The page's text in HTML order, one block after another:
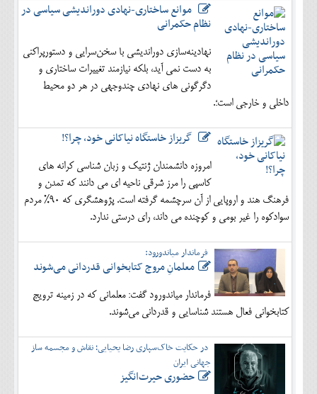
موانع ساختاری-نهادی دوراندیشی سیاسی در
نظام حکمرانی
نهادینه‌سازی دوراندیشی با سخن‌سرایی و دستورپراکنی
به دست نمی آید، بلکه نیازمند تغییرات ساختاری و
دگرگونی های نهادی چندوجهی در هر دو محیط
داخلی و خارجی است؛.
گریزاز خاستگاه نیاکانی خود، چرا؟!
امروزه دانشمندان ژنتیک و زبان شناسی کرانه های
کاسپی را مرز شرقی ناحیه ای می دانند که تمدن و
فرهنگ هند و اروپایی از آن سرچشمه گرفته است. پژوهشگری که 90% مردم
سوادکوه را غیر بومی و کوچنده می داند، رای درستی ندارد.
فرماندار میاندورود:
معلمانِ مروج کتابخوانی قدردانی می‌شوند
فرماندار میاندورود گفت: معلمانی که در زمینه ترویج
کتابخوانی فعال هستند شناسایی و قدردانی می‌شوند.
در حکایت خاک‌سپاری رضا یحیایی؛ نقاش و مجسمه ساز
جهانی ایران
حضوری حیرت‌انگیز